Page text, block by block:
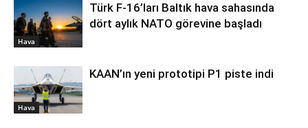
Hava
Türk F-16’ları Baltık hava sahasında
dört aylık NATO görevine başladı
Hava
KAAN’ın yeni prototipi P1 piste indi